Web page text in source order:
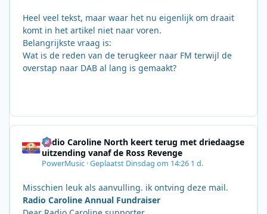
Heel veel tekst, maar waar het nu eigenlijk om draait
komt in het artikel niet naar voren.
Belangrijkste vraag is:
Wat is de reden van de terugkeer naar FM terwijl de
overstap naar DAB al lang is gemaakt?
Radio Caroline North keert terug met driedaagse
uitzending vanaf de Ross Revenge
PowerMusic ·Geplaatst Dinsdag om 14:26 1 d.
Misschien leuk als aanvulling. ik ontving deze mail.
Radio Caroline Annual Fundraiser